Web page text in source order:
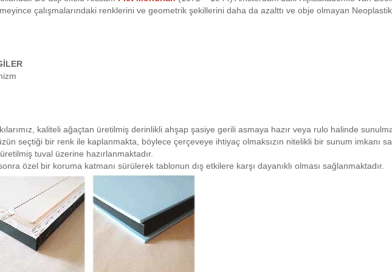
çalışmalarındaki renklerini ve geometrik şekillerini daha da azalttı ve obje olmayan
kaliteli ağaçtan üretilmiş derinlikli ahşap şasiye gerili asmaya hazır veya rulo halinde
seçtiği bir renk ile kaplanmakta, böylece çerçeveye ihtiyaç olmaksızın nitelikli bir sunum imkanı
tuval üzerine hazırlanmaktadır.
özel bir koruma katmanı sürülerek tablonun dış etkilere karşı dayanıklı olması sağlanmaktadır.